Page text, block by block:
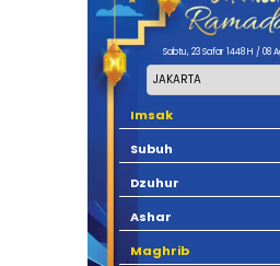
Sabtu, 23 Safar 1448 H / 08
Imsak
Subuh
Dzuhur
Ashar
Maghrib